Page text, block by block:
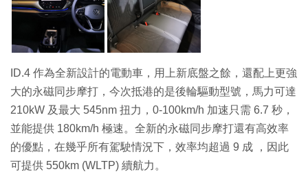
ID.4 作為全新設計的電動車，用上新底盤之餘，還配上更強
大的永磁同步摩打，今次抵港的是後輪驅動型號，馬力可達
210kW 及最大 545nm 扭力，0-100km/h 加速只需 6.7 秒，
並能提供 180km/h 極速。全新的永磁同步摩打還有高效率
的優點，在幾乎所有駕駛情況下，效率均超過 9 成 ，因此
可提供 550km (WLTP) 續航力。